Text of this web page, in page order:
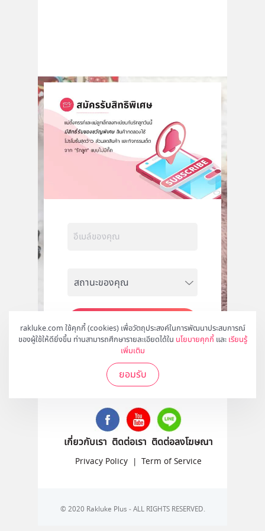
rakluke.com ใช้คุกกี้ (cookies) เพื่อวัตถุประสงค์ในการพัฒนาประสบการณ์
ของผู้ใช้ให้ดียิ่งขึ้น ท่านสามารถศึกษารายละเอียดได้ใน นโยบายคุกกี้ และ เรียนรู้
เพิ่มเติม
ยอมรับ
สมัคร
ติดตามเราได้ที่
เกี่ยวกับเรา ติดต่อเรา ติดต่อลงโฆษณา
Privacy Policy | Term of Service
© 2020 Rakluke Plus - ALL RIGHTS RESERVED.